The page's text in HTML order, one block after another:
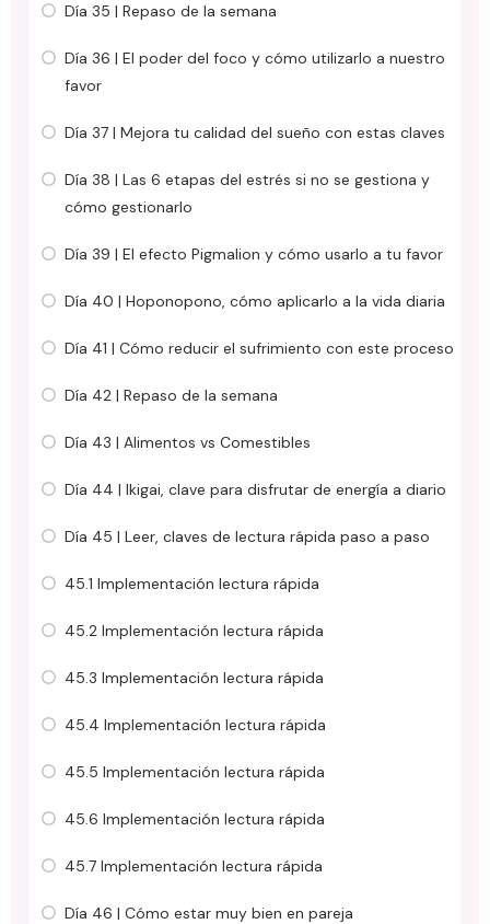
Día 35 | Repaso de la semana
Día 36 | El poder del foco y cómo utilizarlo a nuestro
favor
Día 37 | Mejora tu calidad del sueño con estas claves
Día 38 | Las 6 etapas del estrés si no se gestiona y
cómo gestionarlo
Día 39 | El efecto Pigmalion y cómo usarlo a tu favor
Día 40 | Hoponopono, cómo aplicarlo a la vida diaria
Día 41 | Cómo reducir el sufrimiento con este proceso
Día 42 | Repaso de la semana
Día 43 | Alimentos vs Comestibles
Día 44 | Ikigai, clave para disfrutar de energía a diario
Día 45 | Leer, claves de lectura rápida paso a paso
45.1 Implementación lectura rápida
45.2 Implementación lectura rápida
45.3 Implementación lectura rápida
45.4 Implementación lectura rápida
45.5 Implementación lectura rápida
45.6 Implementación lectura rápida
45.7 Implementación lectura rápida
Día 46 | Cómo estar muy bien en pareja